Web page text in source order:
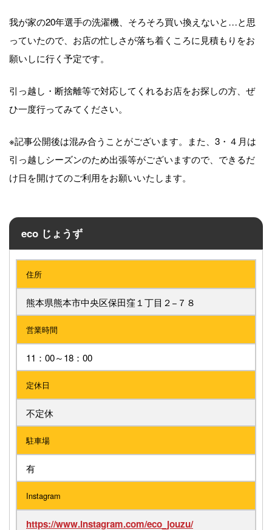
我が家の20年選手の洗濯機、そろそろ買い換えないと…と思
っていたので、お店の忙しさが落ち着くころに見積もりをお
願いしに行く予定です。
引っ越し・断捨離等で対応してくれるお店をお探しの方、ぜ
ひ一度行ってみてください。
※記事公開後は混み合うことがございます。また、3・４月は
引っ越しシーズンのため出張等がございますので、できるだ
け日を開けてのご利用をお願いいたします。
eco じょうず
住所
熊本県熊本市中央区保田窪１丁目２−７８
営業時間
11：00～18：00
定休日
不定休
駐車場
有
Instagram
https://www.instagram.com/eco_jouzu/